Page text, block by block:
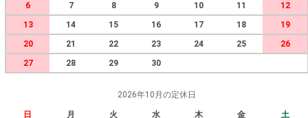
6
7 8 9 10 11
12
13
14 15 16 17 18
19
20
21 22 23 24 25
26
27
28 29 30
2026年10月の定休日
日 月 火 水 木 金 土